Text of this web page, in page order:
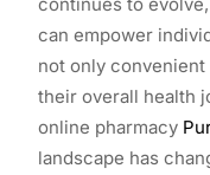
can empower
not only
their overall health
online pharmacy
landscape has